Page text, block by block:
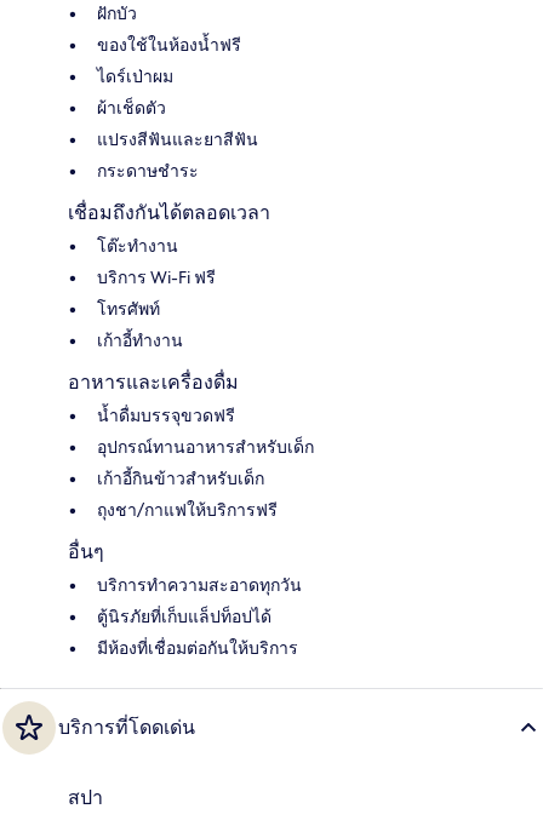
ฝักบัว
ของใช้ในห้องน้ำฟรี
ไดร์เป่าผม
ผ้าเช็ดตัว
แปรงสีฟันและยาสีฟัน
กระดาษชำระ
เชื่อมถึงกันได้ตลอดเวลา
โต๊ะทำงาน
บริการ Wi-Fi ฟรี
โทรศัพท์
เก้าอี้ทำงาน
อาหารและเครื่องดื่ม
น้ำดื่มบรรจุขวดฟรี
อุปกรณ์ทานอาหารสำหรับเด็ก
เก้าอี้กินข้าวสำหรับเด็ก
ถุงชา/กาแฟให้บริการฟรี
อื่นๆ
บริการทำความสะอาดทุกวัน
ตู้นิรภัยที่เก็บแล็ปท็อปได้
มีห้องที่เชื่อมต่อกันให้บริการ
บริการที่โดดเด่น
สปา